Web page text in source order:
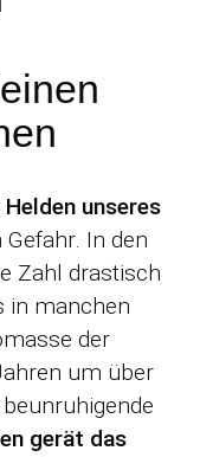
Helden unseres
In den
Zahl drastisch
in manchen
der
um über
gerät das